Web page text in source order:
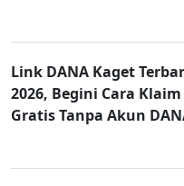
Link DANA Kaget
2026, Begini Cara
Gratis Tanpa Akun